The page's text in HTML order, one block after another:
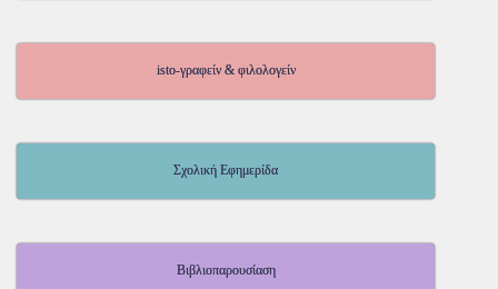
isto-γραφείν & φιλολογείν
Σχολική Εφημερίδα
Βιβλιοπαρουσίαση